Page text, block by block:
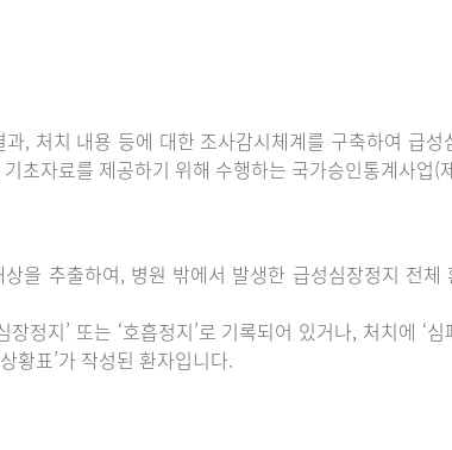
, 처치 내용 등에 대한 조사감시체계를 구축하여 급
초자료를 제공하기 위해 수행하는 국가승인통계사업(
을 추출하여, 병원 밖에서 발생한 급성심장정지 전체
정지’ 또는 ‘호흡정지’로 기록되어 있거나, 처치에 ‘심
황표’가 작성된 환자입니다.